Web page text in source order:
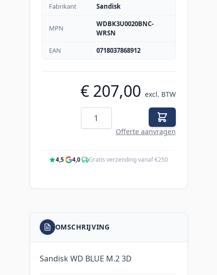
Fabrikant Sandisk
MPN
WDBK3U0020BNC-
WRSN
EAN
0718037868912
€ 207,00 excl. BTW
Aantal
Offerte aanvragen
4,5· 4,0· Gratis verzending vanaf €250
OMSCHRIJVING
Sandisk WD BLUE M.2 3D